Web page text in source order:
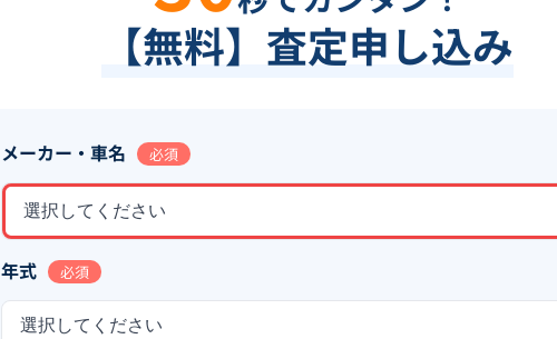
【無料】査定申し込み
メーカー・車名 必須
選択してください
年式 必須
選択してください